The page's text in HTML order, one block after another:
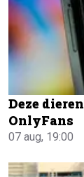
Deze
OnlyFans
07 aug, 19:00